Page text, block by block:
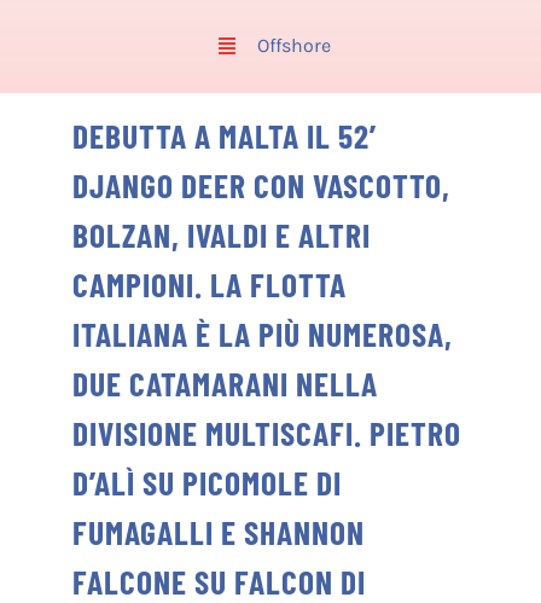
Offshore
DEBUTTA A MALTA IL 52’
DJANGO DEER CON VASCOTTO,
BOLZAN, IVALDI E ALTRI
CAMPIONI. LA FLOTTA
ITALIANA È LA PIÙ NUMEROSA,
DUE CATAMARANI NELLA
DIVISIONE MULTISCAFI. PIETRO
D’ALÌ SU PICOMOLE DI
FUMAGALLI E SHANNON
FALCONE SU FALCON DI